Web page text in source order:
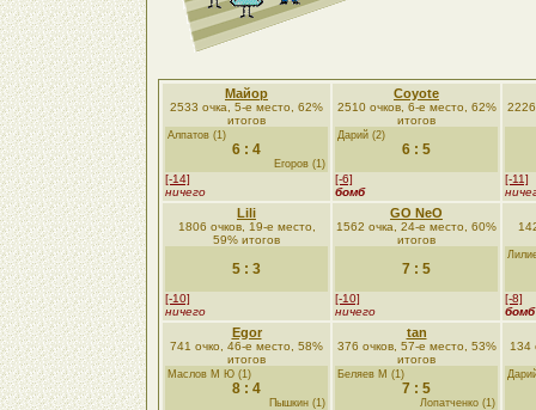
Майор
2533 очка, 5-е место, 62%
итогов
Алпатов (1)
6 : 4
Егорoв (1)
[-14]
ничего
Coyote
2510 очков, 6-е место, 62%
итогов
Дарий (2)
6 : 5
[-6]
бомб
[-11]
Lili
1806 очков, 19-е место,
59% итогов
5 : 3
[-10]
ничего
GO NeO
1562 очка, 24-е место, 60%
итогов
7 : 5
[-10]
ничего
[-8]
бомб
Egor
741 очко, 46-е место, 58%
итогов
Маслов М Ю (1)
8 : 4
Пышкин (1)
tan
376 очков, 57-е место, 53%
итогов
Беляев М (1)
7 : 5
Лопатченко (1)
134